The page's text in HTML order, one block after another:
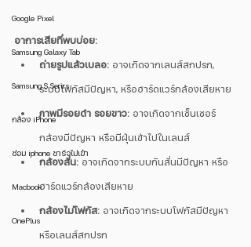
Google Pixel
Samsung Galaxy Tab
Samsung S Serirs
กล้อง iPhone
ซ่อม iphone ชาร์จไม่เข้า
Macbook
OnePlus
อาการเสียที่พบบ่อย:
ถ่ายรูปแล้วเบลอ: อาจเกิดจากเลนส์สกปรก,
ระบบโฟกัสมีปัญหา, หรือฮาร์ดแวร์กล้องเสียหาย
ภาพมีรอยดำ รอยขาว: อาจเกิดจากเซ็นเซอร์
กล้องมีปัญหา หรือมีฝุ่นเข้าไปในเลนส์
กล้องสั่น: อาจเกิดจากระบบกันสั่นมีปัญหา หรือ
ฮาร์ดแวร์กล้องเสียหาย
กล้องไม่โฟกัส: อาจเกิดจากระบบโฟกัสมีปัญหา
หรือเลนส์สกปรก